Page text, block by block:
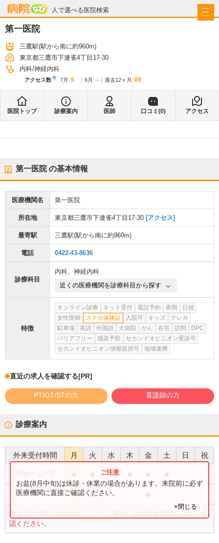
人で選べる医院検索
病院なび
第一医院
三鷹駅(駅から南に約960m)
東京都三鷹市下連雀4丁目17-30
内科 神経内科
アクセス数※ 7月 : 5 6月 : -- 過去12ヶ月: 89
医院トップ 診療案内 医師 口コミ(0) アクセス
第一医院の基本情報
医療機関名 第一医院
所在地 東京都三鷹市下連雀4丁目17-30 [アクセス]
最寄駅 三鷹駅(駅から南に約960m)
電話 0422-43-8636
診療科目
内科、 神経内科
近くの医療機関を診療科目から探す
特徴
オンライン診療 ネット受付 電話予約 夜間
日祝
女性医師
スマホ保険証 入院可 キッズ
クレカ
駐車場
英語 外国語 大病院 がん 在宅 訪問
DPC
バリアフリー
感染予防
セカンドオピニオン受診可
セカンドオピニオン情報提供可
地域連携
直近の求人を確認する[PR]
PT/OT/STの方 看護師の方
診療案内
外来受付時間 月 火 水 木 金 土 日 祝
15:00〜17:00 ● ●
外来受付時間・内容等について、事前に必ず医療機関に直接ご確
認ください。
お盆(8月中旬)は休診・休業の場合があります。来院前に必ず
医療機関に直接ご確認ください。
×閉じる